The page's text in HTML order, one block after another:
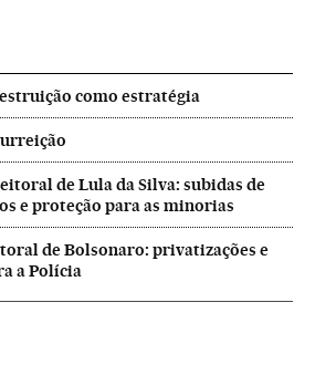
como estratégia
de Lula da Silva: subidas de
e proteção para as minorias
de Bolsonaro: privatizações e
a Polícia